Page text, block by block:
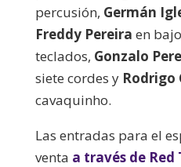
percusión, Germán
Freddy Pereira en
teclados, Gonzalo
siete cordes y Rodrigo
cavaquinho.
Las entradas para el
venta a través de Red